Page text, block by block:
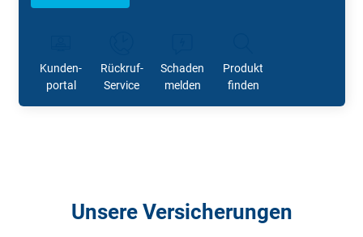
Kunden-
portal
Rückruf-
Service
Schaden
melden
Produkt
finden
Unsere Versicherungen